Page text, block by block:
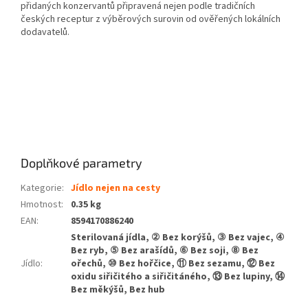
přidaných konzervantů připravená nejen podle tradičních
českých receptur z výběrových surovin od ověřených lokálních
dodavatelů.
Doplňkové parametry
Kategorie: Jídlo nejen na cesty
Hmotnost:
0.35 kg
EAN: 8594170886240
Jídlo:
Sterilovaná jídla, ② Bez korýšů, ③ Bez vajec, ④
Bez ryb, ⑤ Bez arašídů, ⑥ Bez soji, ⑧ Bez
ořechů, ⑩ Bez hořčice, ⑪ Bez sezamu, ⑫ Bez
oxidu siřičitého a siřičitáného, ⑬ Bez lupiny, ⑭
Bez měkýšů, Bez hub